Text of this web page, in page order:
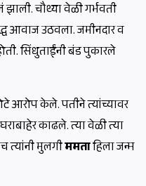
झाली. चौथ्या वेळी गर्भवती
आवाज उठवला. जमीनदार व
सिंधुताईंनी बंड पुकारले
आरोप केले. पतीने त्यांच्यावर
काढले. त्या वेळी त्या
त्यांनी मुलगीममताहिला जन्म